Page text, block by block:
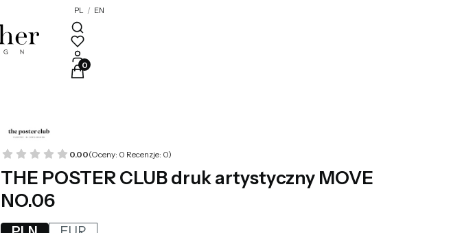
PL / EN
Produkty w koszyku: 0. Zobacz szczegóły
0.00(Oceny: 0 Recenzje: 0)
THE POSTER CLUB druk artystyczny MOVE
NO.06